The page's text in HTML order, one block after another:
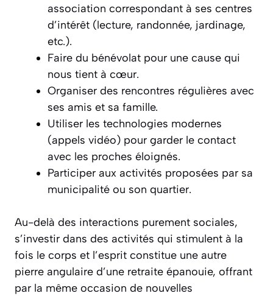
association correspondant à ses centres
d’intérêt (lecture, randonnée, jardinage,
etc.).
Faire du bénévolat pour une cause qui
nous tient à cœur.
Organiser des rencontres régulières avec
ses amis et sa famille.
Utiliser les technologies modernes
(appels vidéo) pour garder le contact
avec les proches éloignés.
Participer aux activités proposées par sa
municipalité ou son quartier.
Au-delà des interactions purement sociales,
s’investir dans des activités qui stimulent à la
fois le corps et l’esprit constitue une autre
pierre angulaire d’une retraite épanouie, offrant
par la même occasion de nouvelles